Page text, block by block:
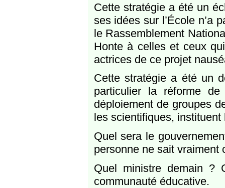
Cette stratégie a été un
ses idées sur l’École n’a
le Rassemblement
Honte à celles et ceux
actrices de ce projet
Cette stratégie a été un
particulier la réforme
déploiement de groupes
les scientifiques,
Quel sera le
personne ne sait vraiment
Quel ministre demain ?
communauté éducative.